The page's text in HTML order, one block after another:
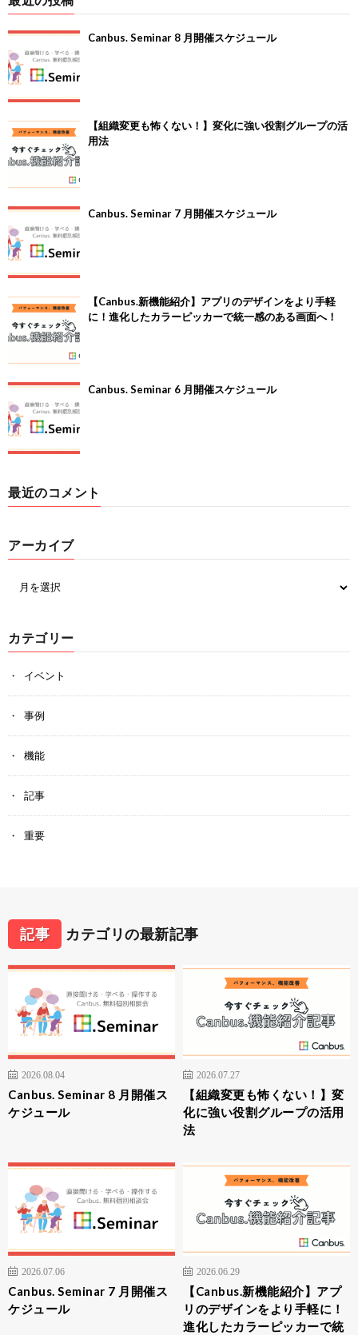
Canbus. Seminar 8 月開催スケジュール
【組織変更も怖くない！】変化に強い役割グループの活
用法
Canbus. Seminar 7 月開催スケジュール
【Canbus.新機能紹介】アプリのデザインをより手軽
に！進化したカラーピッカーで統一感のある画面へ！
Canbus. Seminar 6 月開催スケジュール
最近のコメント
アーカイブ
カテゴリー
イベント
事例
機能
記事
重要
記事 カテゴリの最新記事
2026.08.04
Canbus. Seminar 8 月開催ス
ケジュール
2026.07.27
【組織変更も怖くない！】変
化に強い役割グループの活用
法
2026.07.06
Canbus. Seminar 7 月開催ス
ケジュール
2026.06.29
【Canbus.新機能紹介】アプ
リのデザインをより手軽に！
進化したカラーピッカーで統